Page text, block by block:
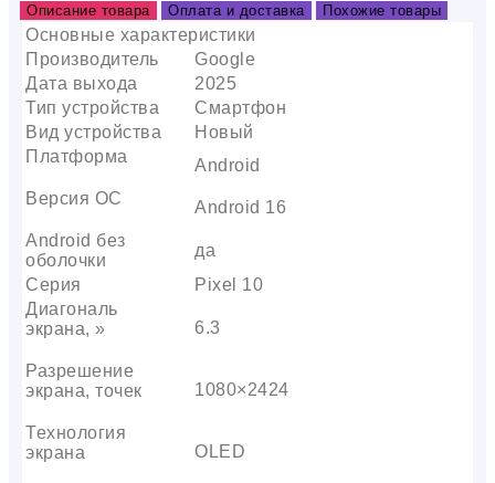
Описание товара Оплата и доставка Похожие товары
Основные характеристики
Производитель
Google
Дата выхода
2025
Тип устройства
Смартфон
Вид устройства
Новый
Платформа
Android
Версия ОС
Android 16
Android без
оболочки
да
Серия
Pixel 10
Диагональ
экрана, »
6.3
Разрешение
экрана, точек
1080×2424
Технология
экрана
OLED